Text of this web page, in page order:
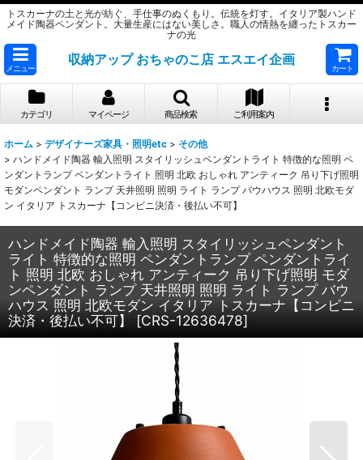
トスカーナの土と光が紡ぐ、手仕事のぬくもり。伝統を灯す。イタリア製ハンド
メイド陶器ペンダント。大量生産にはない美しさ。職人の情熱を纏ったトスカー
ナの光
メニュー
収納アップ おちゃのこ店 エスエイ企画
カート
カテゴリ マイページ 商品検索 ご利用案内
ホーム > デザイナーズ家具・照明etc > その他
> ハンドメイド陶器 輸入照明 スタイリッシュペンダントライト 特徴的な照明 ペ
ンダントランプ ペンダントライト 照明 北欧 おしゃれ アンティーク 吊り下げ照明
モダンペンダント ランプ 天井照明 照明 ライト ランプ バウハウス 照明 北欧モダ
ン イタリア トスカーナ【コンビニ決済・後払い不可】
ハンドメイド陶器 輸入照明 スタイリッシュペンダント
ライト 特徴的な照明 ペンダントランプ ペンダントライ
ト 照明 北欧 おしゃれ アンティーク 吊り下げ照明 モダ
ンペンダント ランプ 天井照明 照明 ライト ランプ バウ
ハウス 照明 北欧モダン イタリア トスカーナ【コンビニ
決済・後払い不可】
[CRS-12636478]